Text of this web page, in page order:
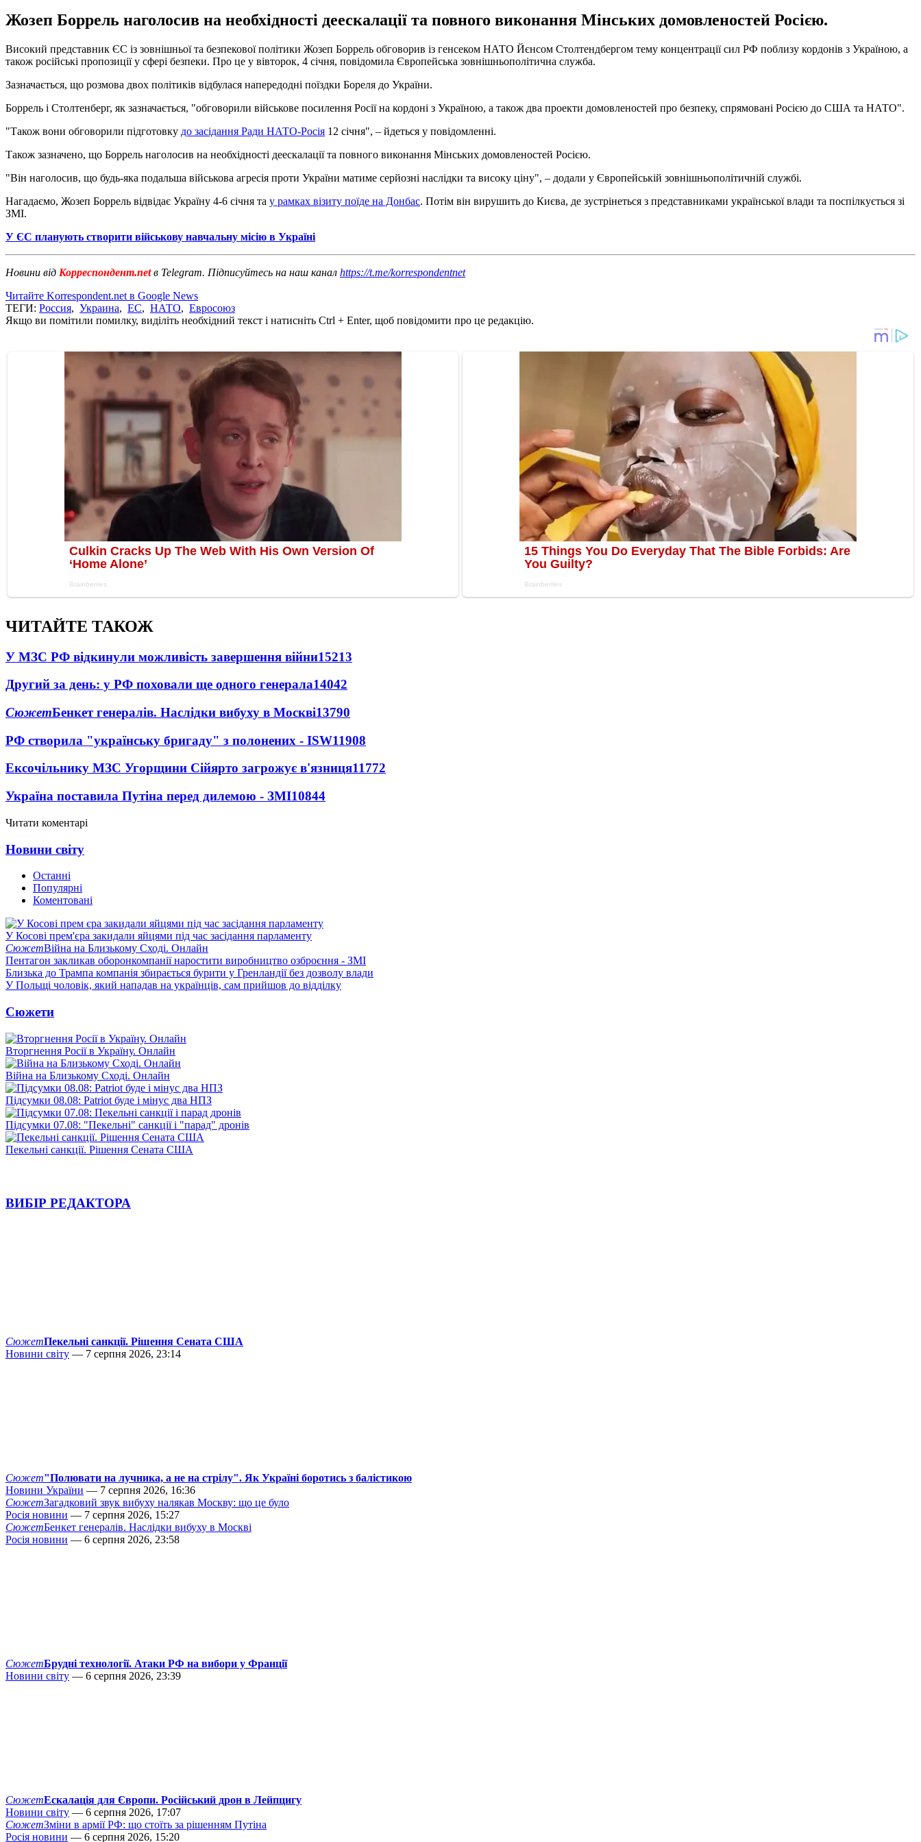
Жозеп Боррель наголосив на необхідності деескалації та повного виконання Мінських домовленостей Росією.
Високий представник ЄС із зовнішньої та безпекової політики Жозеп Боррель обговорив із генсеком НАТО Йєнсом Столтендбергом тему концентрації сил РФ поблизу кордонів з Україною, а
також російські пропозиції у сфері безпеки. Про це у вівторок, 4 січня, повідомила Європейська зовнішньополітична служба.
Зазначається, що розмова двох політиків відбулася напередодні поїздки Бореля до України.
Боррель і Столтенберг, як зазначається, "обговорили військове посилення Росії на кордоні з Україною, а також два проекти домовленостей про безпеку, спрямовані Росією до США та НАТО".
"Також вони обговорили підготовку до засідання Ради НАТО-Росія 12 січня", – йдеться у повідомленні.
Також зазначено, що Боррель наголосив на необхідності деескалації та повного виконання Мінських домовленостей Росією.
"Він наголосив, що будь-яка подальша військова агресія проти України матиме серйозні наслідки та високу ціну", – додали у Європейській зовнішньополітичній службі.
Нагадаємо, Жозеп Боррель відвідає Україну 4-6 січня та у рамках візиту поїде на Донбас. Потім він вирушить до Києва, де зустрінеться з представниками української влади та поспілкується зі
ЗМІ.
У ЄС планують створити військову навчальну місію в Україні
Новини від Корреспондент.netв Telegram. Підписуйтесь на наш канал https://t.me/korrespondentnet
Читайте Korrespondent.net в Google News
ТЕГИ: Россия, Украина, ЕС, НАТО, Евросоюз
Якщо ви помітили помилку, виділіть необхідний текст і натисніть Ctrl + Enter, щоб повідомити про це редакцію.
ЧИТАЙТЕ ТАКОЖ
У МЗС РФ відкинули можливість завершення війни15213
Другий за день: у РФ поховали ще одного генерала14042
СюжетБенкет генералів. Наслідки вибуху в Москві13790
РФ створила "українську бригаду" з полонених - ISW11908
Ексочільнику МЗС Угорщини Сійярто загрожує в'язниця11772
Україна поставила Путіна перед дилемою - ЗМІ10844
Читати коментарі
Новини світу
Останні
Популярні
Коментовані
У Косові прем'єра закидали яйцями під час засідання парламенту
СюжетВійна на Близькому Сході. Онлайн
Пентагон закликав оборонкомпанії наростити виробництво озброєння - ЗМІ
Близька до Трампа компанія збирається бурити у Гренландії без дозволу влади
У Польщі чоловік, який нападав на українців, сам прийшов до відділку
Сюжети
Вторгнення Росії в Україну. Онлайн
Війна на Близькому Сході. Онлайн
Підсумки 08.08: Patriot буде і мінус два НПЗ
Підсумки 07.08: "Пекельні" санкції і "парад" дронів
Пекельні санкції. Рішення Сената США
ВИБІР РЕДАКТОРА
СюжетПекельні санкції. Рішення Сената США
Новини світу — 7 серпня 2026, 23:14
Сюжет"Полювати на лучника, а не на стрілу". Як Україні боротись з балістикою
Новини України — 7 серпня 2026, 16:36
СюжетЗагадковий звук вибуху налякав Москву: що це було
Росія новини — 7 серпня 2026, 15:27
СюжетБенкет генералів. Наслідки вибуху в Москві
Росія новини — 6 серпня 2026, 23:58
СюжетБрудні технології. Атаки РФ на вибори у Франції
Новини світу — 6 серпня 2026, 23:39
СюжетЕскалація для Європи. Російський дрон в Лейпцигу
Новини світу — 6 серпня 2026, 17:07
СюжетЗміни в армії РФ: що стоїть за рішенням Путіна
Росія новини — 6 серпня 2026, 15:20